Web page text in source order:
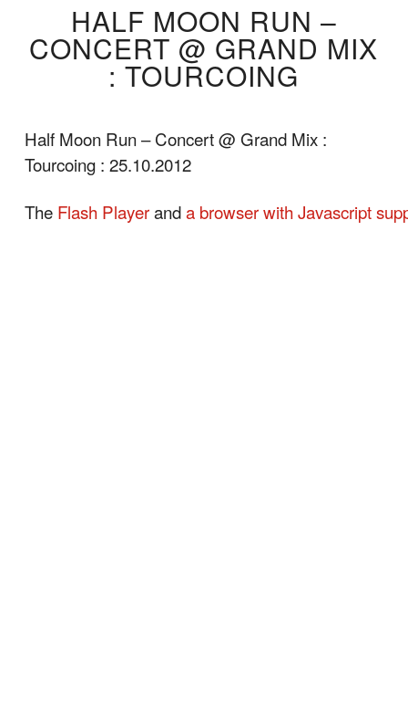
HALF MOON RUN –
CONCERT @ GRAND MIX
: TOURCOING
Half Moon Run – Concert @ Grand Mix :
Tourcoing : 25.10.2012
The Flash Playeranda browser with Javascript